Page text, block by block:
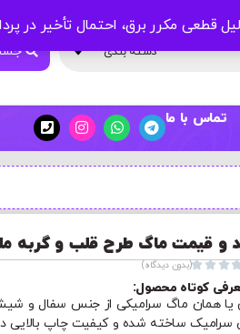
قطعی مکرر برق، احتمال تأخیر در
دسته بندی
تماس با ما
و قیمت ماگ طرح قلب و گربه


(بدون دیدگاه)
کوتاه محصول:
یا همان ماگ سرامیکی از جنس سفال و
ساخته شده و کیفیت چاپ بالایی